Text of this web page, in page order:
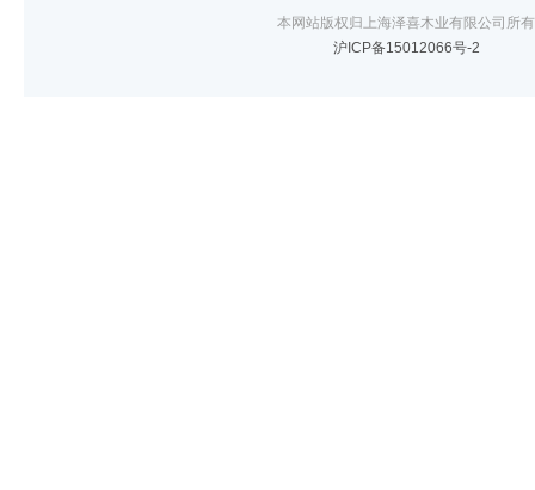
本网站版权归上海泽喜木业有限公司所有
沪ICP备15012066号-2